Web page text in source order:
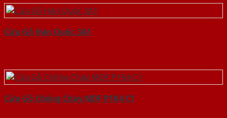
Cửa Gỗ Hàn Quốc 3A1
Cửa Gỗ Chống Cháy MDF P1R4 C1